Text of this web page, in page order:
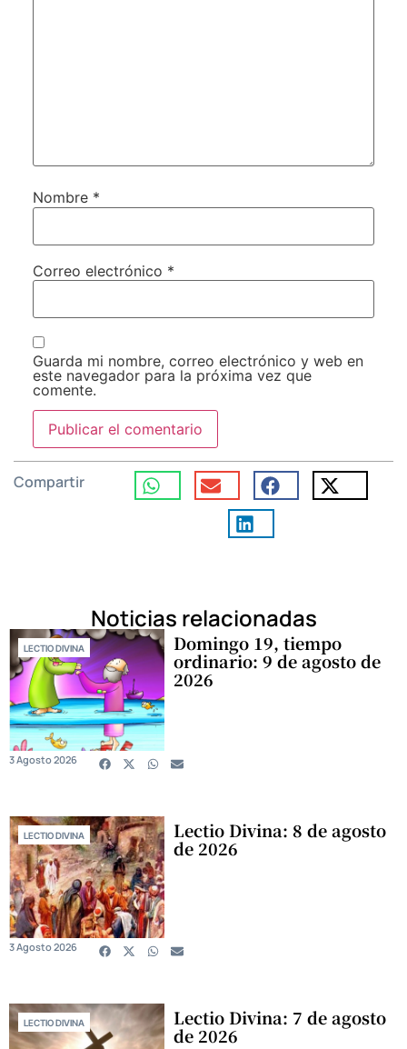
Nombre *
Correo electrónico *
Guarda mi nombre, correo electrónico y web en
este navegador para la próxima vez que
comente.
Compartir
Noticias relacionadas
LECTIO DIVINA Domingo 19, tiempo
ordinario: 9 de agosto de
2026
3 Agosto 2026
LECTIO DIVINA Lectio Divina: 8 de agosto
de 2026
3 Agosto 2026
LECTIO DIVINA Lectio Divina: 7 de agosto
de 2026